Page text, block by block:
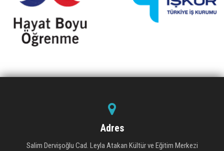
Adres
Salim Dervişoğlu Cad. Leyla Atakan Kültür ve Eğitim Merkezi